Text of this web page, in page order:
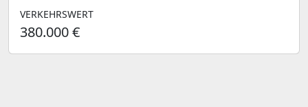
VERKEHRSWERT
380.000 €